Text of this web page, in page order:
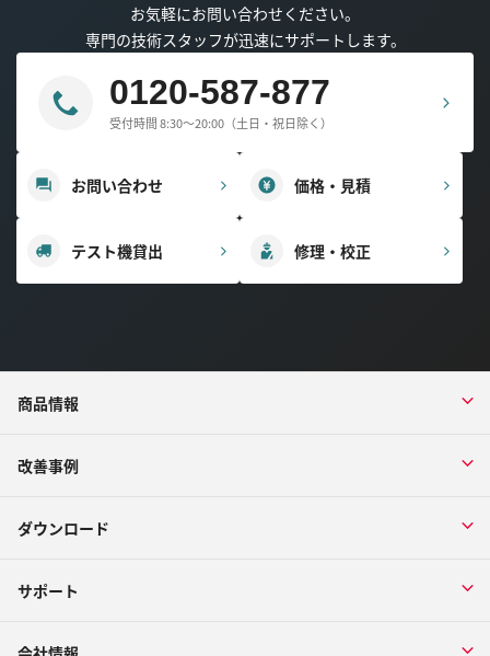
お気軽にお問い合わせください。
専門の技術スタッフが迅速にサポートします。
0120-587-877
受付時間 8:30～20:00（土日・祝日除く）
お問い合わせ 価格・見積
テスト機貸出 修理・校正
商品情報
改善事例
ダウンロード
サポート